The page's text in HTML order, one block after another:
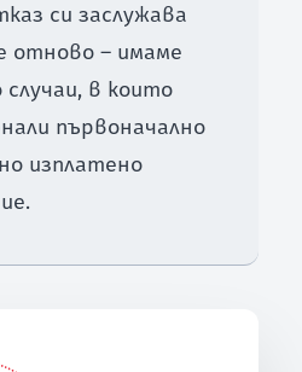
си заслужава
отново – имаме
в които
първоначално
изплатено